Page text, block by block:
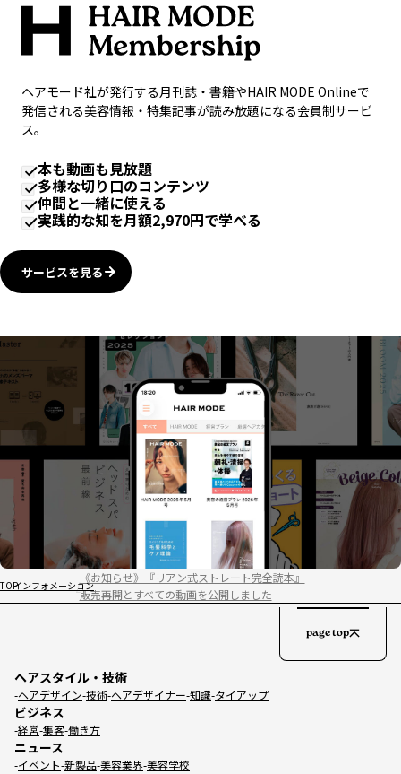
ヘアモード社が発行する月刊誌・書籍やHAIR MODE Onlineで
発信される美容情報・特集記事が読み放題になる会員制サービ
ス。
本も動画も見放題
多様な切り口のコンテンツ
仲間と一緒に使える
実践的な知を月額2,970円で学べる
サービスを見る
TOPインフォメーション
《お知らせ》『リアン式ストレート完全読本』
販売再開とすべての動画を公開しました
ヘアスタイル・技術
ヘアデザイン 技術 ヘアデザイナー 知識 タイアップ
ビジネス
経営 集客 働き方
ニュース
イベント 新製品 美容業界 美容学校
page top